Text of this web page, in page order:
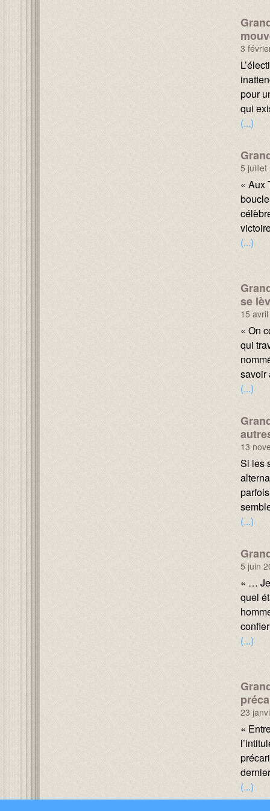
3
Texte :
pour
qui
(...)
5 juillet
Texte :
« Aux
(...)
se
15
Texte :
« On
qui
savoir
(...)
13
Texte :
Si les
(...)
5 juin
Texte :
« …
quel
(...)
23
Texte :
«
(...)